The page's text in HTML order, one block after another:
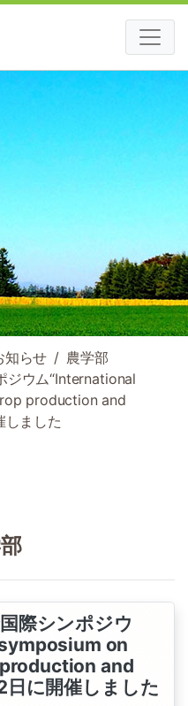
知らせ
農学部
ジウム“International
production and
ました
際シンポジウ
on
and
に開催しました